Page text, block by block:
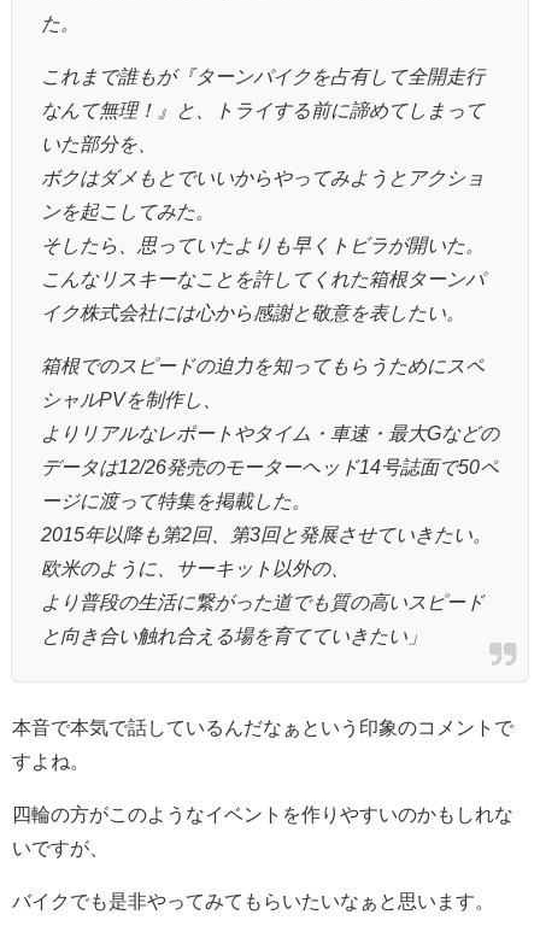
た。
これまで誰もが『ターンパイクを占有して全開走行
なんて無理！』と、トライする前に諦めてしまって
いた部分を、
ボクはダメもとでいいからやってみようとアクショ
ンを起こしてみた。
そしたら、思っていたよりも早くトビラが開いた。
こんなリスキーなことを許してくれた箱根ターンパ
イク株式会社には心から感謝と敬意を表したい。
箱根でのスピードの迫力を知ってもらうためにスペ
シャルPVを制作し、
よりリアルなレポートやタイム・車速・最大Gなどの
データは12/26発売のモーターヘッド14号誌面で50ペ
ージに渡って特集を掲載した。
2015年以降も第2回、第3回と発展させていきたい。
欧米のように、サーキット以外の、
より普段の生活に繋がった道でも質の高いスピード
と向き合い触れ合える場を育てていきたい」
本音で本気で話しているんだなぁという印象のコメントで
すよね。
四輪の方がこのようなイベントを作りやすいのかもしれな
いですが、
バイクでも是非やってみてもらいたいなぁと思います。